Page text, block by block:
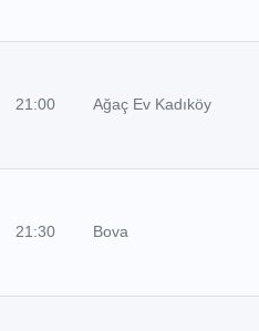
21:00 Ağaç Ev Kadıköy
21:30 Bova